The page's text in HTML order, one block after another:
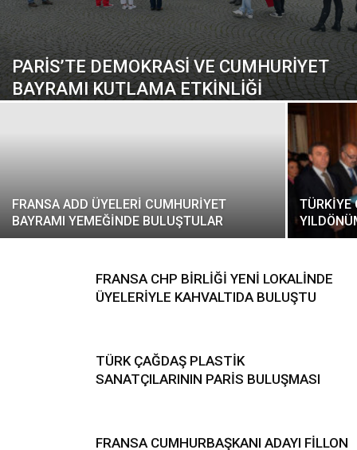
PARİS’TE DEMOKRASİ VE CUMHURİYET
BAYRAMI KUTLAMA ETKİNLİĞİ
FRANSA ADD ÜYELERİ CUMHURİYET
BAYRAMI YEMEĞİNDE BULUŞTULAR
TÜRKİYE
FRANSA CHP BİRLİĞİ YENİ LOKALİNDE
ÜYELERİYLE KAHVALTIDA BULUŞTU
TÜRK ÇAĞDAŞ PLASTİK
SANATÇILARININ PARİS BULUŞMASI
FRANSA CUMHURBAŞKANI ADAYI FİLLON